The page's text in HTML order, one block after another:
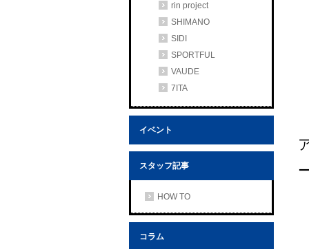
rin project
SHIMANO
SIDI
SPORTFUL
VAUDE
7ITA
イベント
スタッフ記事
HOW TO
コラム